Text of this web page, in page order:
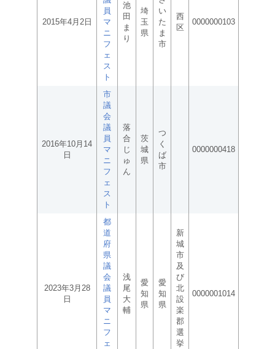
2015年4月2日
員
マ
ニ
フ
ェ
ス
ト
池
田
ま
り
埼
玉
県
い
た
ま
市
西
区
0000000103
2016年10月14
日
市
議
会
議
員
マ
ニ
フ
ェ
ス
ト
落
合
じ
ゅ
ん
茨
城
県
つ
く
ば
市
0000000418
2023年3月28
日
都
道
府
県
議
会
議
員
マ
ニ
フ
ェ
浅
尾
大
輔
愛
知
県
愛
知
県
新
城
市
及
び
北
設
楽
郡
選
挙
0000001014